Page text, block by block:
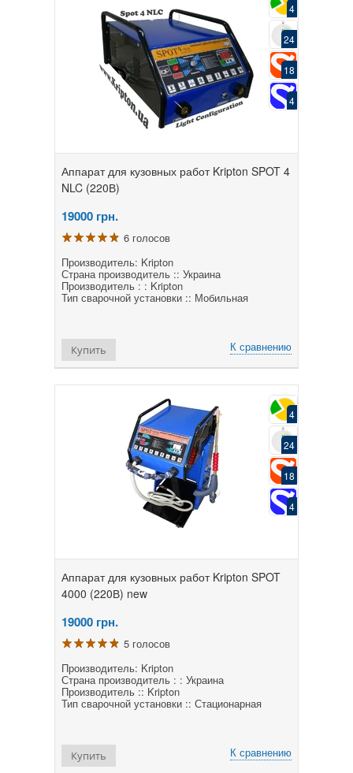
4
24
18
4
Аппарат для кузовных работ Kripton SPOT 4
NLC (220В)
19000 грн.
6 голосов
Производитель: Kripton
Страна производитель :: Украина
Производитель : : Kripton
Тип сварочной установки :: Мобильная
К сравнению
Купить
4
24
18
4
Аппарат для кузовных работ Kripton SPOT
4000 (220В) new
19000 грн.
5 голосов
Производитель: Kripton
Страна производитель : : Украина
Производитель :: Kripton
Тип сварочной установки :: Стационарная
К сравнению
Купить